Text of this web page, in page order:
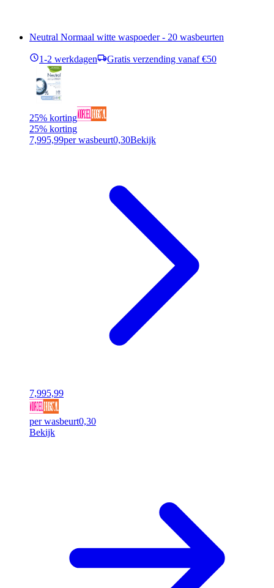
Neutral Normaal witte waspoeder - 20 wasbeurten
1-2 werkdagen Gratis verzending vanaf €50
25% korting
25% korting
7,995,99per wasbeurt0,30Bekijk
7,995,99
per wasbeurt0,30
Bekijk